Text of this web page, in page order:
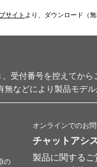
サイト より、ダウンロード（
受付番号を控えてから
などにより製品モデ
の
オンラインでのお
チャットアシ
製品に関する